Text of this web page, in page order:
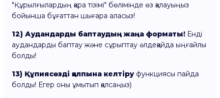
"Құрылғылардың қара тізімі" бөлімінде өз қалауыңыз
бойынша бұғаттан шығара аласыз!
12) Аудандарды баптаудың жаңа форматы! Енді
аудандарды баптау және сұрыптау әлдеқайда ыңғайлы
болды!
13) Құпиясөзді қалпына келтіру функциясы пайда
болды! Егер оны ұмытып қалсаңыз)